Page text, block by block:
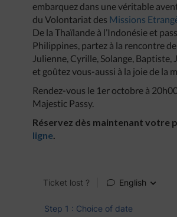
embarquez dans une véritable
du Volontariat des Missions
De la Thaïlande à l’Indonésie et
Philippines, partez à la rencontre
Julienne, Cyrille, Solange, Baptiste,
et goûtez vous-aussi à la joie de la
Rendez-vous le 1er octobre à
Majestic Passy.
Réservez dès maintenant votre
ligne.